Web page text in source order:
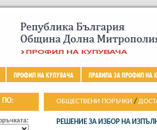
ПРОФИЛ НА КУПУВАЧА ПРАВИЛА ЗА ПРОФИЛ НА
ПО: ОБЩЕСТВЕНИ ПОРЪЧКИ /
РЕШЕНИЕ ЗА ИЗБОР НА